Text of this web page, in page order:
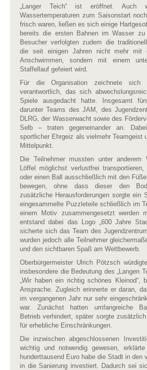
„Langer Teich“ ist eröffnet. Auch
Wassertemperaturen zum Saisonstart
frisch waren, ließen es sich einige
bereits die ersten Bahnen im Wasser zu
Besucher verfolgten zudem die
die seit einigen Jahren nicht mehr mit
Anschwimmen, sondern mit einem
Staffellauf gefeiert wird.
Für die Organisation zeichnete sich
verantwortlich, das sich
Spiele ausgedacht hatte. Insgesamt
darunter Teams des JAM, des
DLRG, der Wasserwacht sowie des
Selb – traten gegeneinander an.
sportlicher Ehrgeiz als vielmehr Teamgeist
Mittelpunkt.
Die Teilnehmer mussten unter anderem
Löffel möglichst verlustfrei transportieren,
oder einen Ball ausschließlich mit den
bewegen, ohne dass dieser den
zusätzliche Herausforderungen sorgte ein
eingesammelte Puzzleteile schließlich im
einem Motiv zusammengesetzt werden
entstand dabei das Logo „600 Jahre
sicherte sich das Team des
wurden jedoch alle Teilnehmer
und den sichtbaren Spaß am Wettbewerb.
Oberbürgermeister Ulrich Pötzsch
insbesondere die Bedeutung des „Langen
„Wir haben ein richtig schönes Kleinod“,
Ansprache. Zugleich erinnerte er daran,
im vergangenen Jahr nur sehr
war. Zunächst hatten umfangreiche
Betrieb verhindert, später sorgte
für erhebliche Einschränkungen.
Die inzwischen abgeschlossenen
wichtig und notwendig gewesen,
hunderttausend Euro habe die Stadt in den
in die Sanierung investiert. Dadurch sei